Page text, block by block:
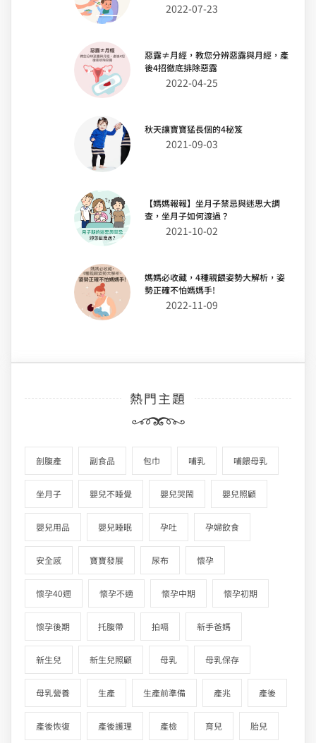
2022-07-23
惡露≠月經，教您分辨惡露與月經，產
後4招徹底排除惡露
2022-04-25
秋天讓寶寶猛長個的4秘笈
2021-09-03
【媽媽報報】坐月子禁忌與迷思大調
查，坐月子如何渡過？
2021-10-02
媽媽必收藏，4種親餵姿勢大解析，姿
勢正確不怕媽媽手!
2022-11-09
熱門主題
剖腹產 副食品 包巾 哺乳 哺餵母乳
坐月子 嬰兒不睡覺 嬰兒哭鬧 嬰兒照顧
嬰兒用品 嬰兒睡眠 孕吐 孕婦飲食
安全感 寶寶發展 尿布 懷孕
懷孕40週 懷孕不適 懷孕中期 懷孕初期
懷孕後期 托腹帶 拍嗝 新手爸媽
新生兒 新生兒照顧 母乳 母乳保存
母乳營養 生產 生產前準備 產兆 產後
產後恢復 產後護理 產檢 育兒 胎兒